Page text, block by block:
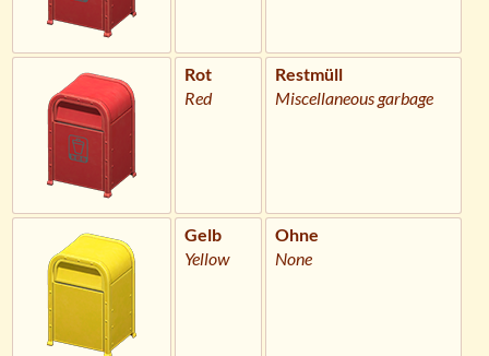
Rot
Red
Restmüll
Miscellaneous garbage
Gelb
Yellow
Ohne
None